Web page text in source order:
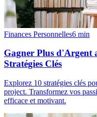
Finances Personnelles6 min
Gagner Plus d'Argent
Stratégies Clés
Explorez 10 stratégies clés
project. Transformez vos
efficace et motivant.